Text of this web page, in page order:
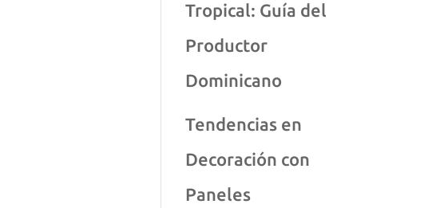
Tropical: Guía del
Productor
Dominicano
Tendencias en
Decoración con
Paneles